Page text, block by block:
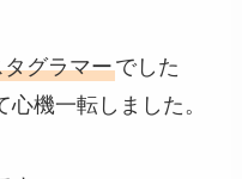
グラマーでした
機一転しました。